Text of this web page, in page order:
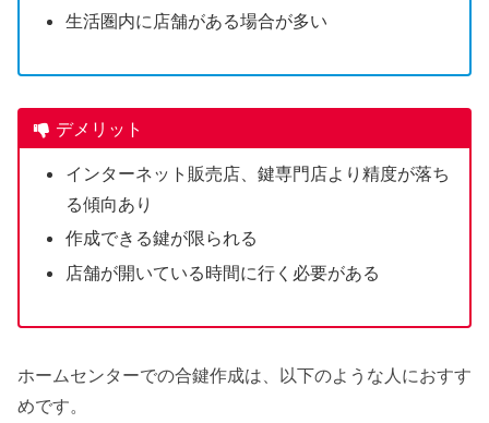
生活圏内に店舗がある場合が多い
デメリット
インターネット販売店、鍵専門店より精度が落ち
る傾向あり
作成できる鍵が限られる
店舗が開いている時間に行く必要がある
ホームセンターでの合鍵作成は、以下のような人におすす
めです。